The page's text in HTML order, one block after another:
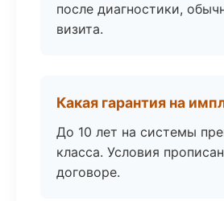
после диагностики,
визита.
Какая гарантия на
До 10 лет на системы
класса. Условия
договоре.